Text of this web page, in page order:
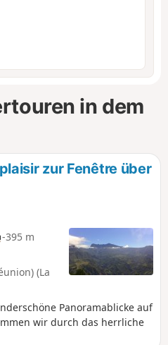
in dem
zur Fenêtre über
-395 m
(La
Panoramablicke auf
wir durch das herrliche